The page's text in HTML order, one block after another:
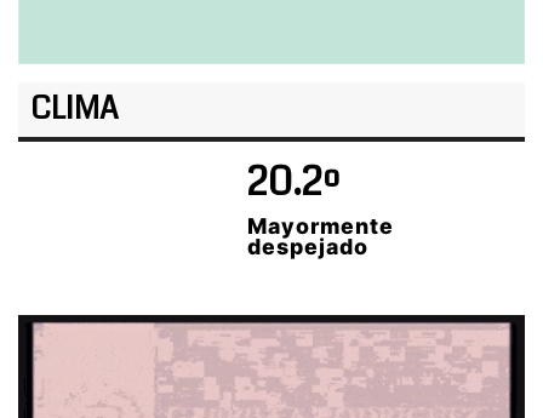
CLIMA
20.2º
Mayormente
despejado